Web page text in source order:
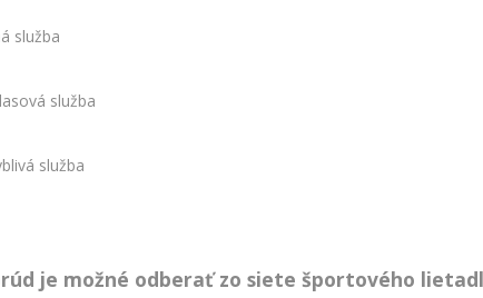
služba
služba
služba
je možné odberať zo siete športového